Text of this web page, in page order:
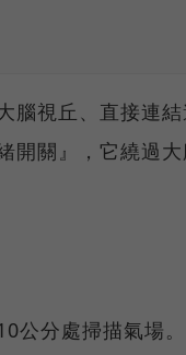
腦視丘、直接連
開關』，它繞過
公分處掃描氣場